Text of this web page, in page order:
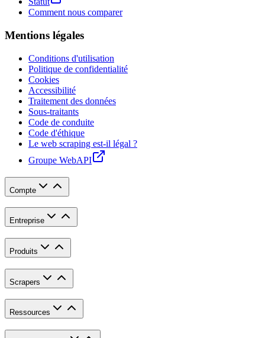
Comment nous comparer
Mentions légales
Conditions d'utilisation
Politique de confidentialité
Cookies
Accessibilité
Traitement des données
Sous-traitants
Code de conduite
Code d'éthique
Le web scraping est-il légal ?
Groupe WebAPI
Compte
Entreprise
Produits
Scrapers
Ressources